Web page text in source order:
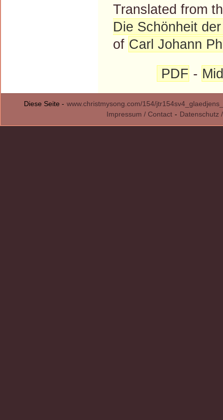
Translated from
Die Schönheit
of Carl Johann
PDF -
Diese Seite - www.christmysong.com/154/
Impressum / Contact - Datenschutz